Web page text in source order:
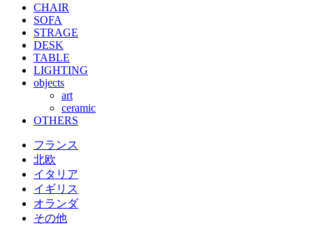
CHAIR
SOFA
STRAGE
DESK
TABLE
LIGHTING
objects
art
ceramic
OTHERS
フランス
北欧
イタリア
イギリス
オランダ
その他